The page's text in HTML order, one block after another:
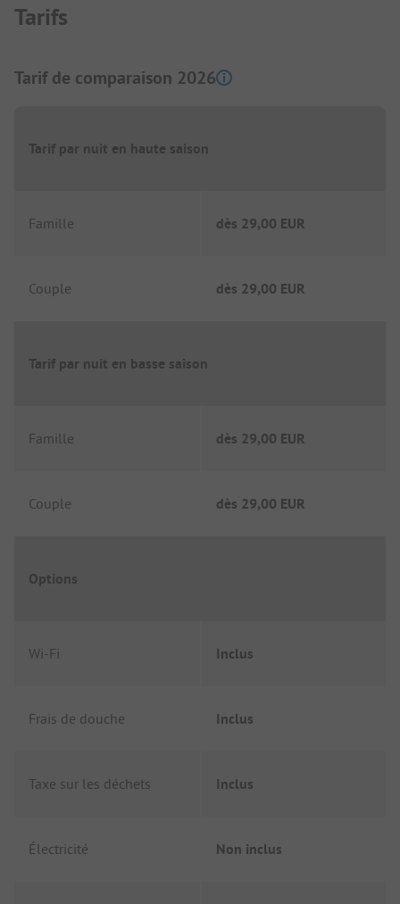
Tarifs
Tarif de comparaison 2026
Tarif par nuit en haute saison
Famille dès 29,00 EUR
Couple dès 29,00 EUR
Tarif par nuit en basse saison
Famille dès 29,00 EUR
Couple dès 29,00 EUR
Options
Wi-Fi Inclus
Frais de douche Inclus
Taxe sur les déchets Inclus
Électricité Non inclus